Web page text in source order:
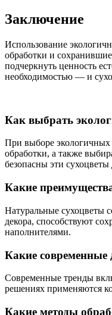
Заключение
Использование
обработки и
подчеркнуть ценность
необходимостью — и
Как выбрать
При выборе экологичных
обработки, а также
безопасны эти
Какие
Натуральные сухоцветы
декора, способствуют
наполнителями.
Какие современные
Современные тренды
решениях применяются
Какие методы